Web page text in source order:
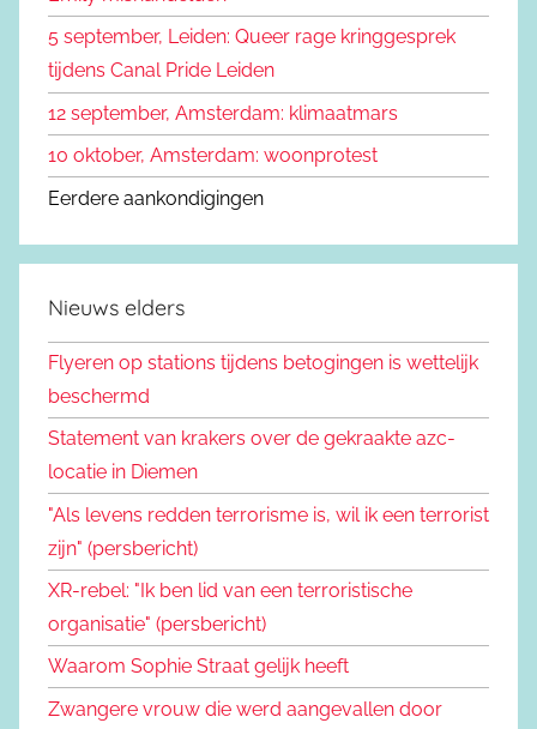
5 september, Leiden: Queer rage kringgesprek
tijdens Canal Pride Leiden
12 september, Amsterdam: klimaatmars
10 oktober, Amsterdam: woonprotest
Eerdere aankondigingen
Nieuws elders
Flyeren op stations tijdens betogingen is wettelijk
beschermd
Statement van krakers over de gekraakte azc-
locatie in Diemen
"Als levens redden terrorisme is, wil ik een terrorist
zijn" (persbericht)
XR-rebel: "Ik ben lid van een terroristische
organisatie" (persbericht)
Waarom Sophie Straat gelijk heeft
Zwangere vrouw die werd aangevallen door